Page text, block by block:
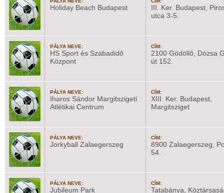
Holiday Beach Budapest
III. Ker. Budapest,
utca 3-5.
PÁLYA NEVE:
HS Sport és Szabadidő
Központ
CÍM:
2100 Gödöllő, Dózsa
út 152.
PÁLYA NEVE:
Iharos Sándor Margitszigeti
Atlétikai Centrum
CÍM:
XIII. Ker. Budapest,
Margitsziget
PÁLYA NEVE:
Jorkyball Zalaegerszeg
CÍM:
8900 Zalaegerszeg,
54.
PÁLYA NEVE:
Jubileum Park
CÍM:
Tatabánya,